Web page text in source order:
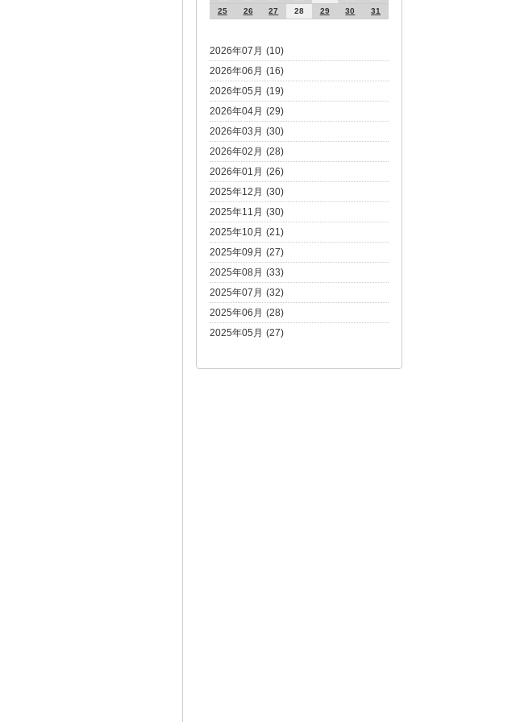
25
26 27 28 29 30 31
2026年07月 (10)
2026年06月 (16)
2026年05月 (19)
2026年04月 (29)
2026年03月 (30)
2026年02月 (28)
2026年01月 (26)
2025年12月 (30)
2025年11月 (30)
2025年10月 (21)
2025年09月 (27)
2025年08月 (33)
2025年07月 (32)
2025年06月 (28)
2025年05月 (27)